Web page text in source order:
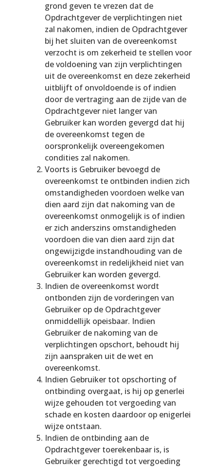
grond geven te vrezen dat de
Opdrachtgever de verplichtingen niet
zal nakomen, indien de Opdrachtgever
bij het sluiten van de overeenkomst
verzocht is om zekerheid te stellen voor
de voldoening van zijn verplichtingen
uit de overeenkomst en deze zekerheid
uitblijft of onvoldoende is of indien
door de vertraging aan de zijde van de
Opdrachtgever niet langer van
Gebruiker kan worden gevergd dat hij
de overeenkomst tegen de
oorspronkelijk overeengekomen
condities zal nakomen.
Voorts is Gebruiker bevoegd de
overeenkomst te ontbinden indien zich
omstandigheden voordoen welke van
dien aard zijn dat nakoming van de
overeenkomst onmogelijk is of indien
er zich anderszins omstandigheden
voordoen die van dien aard zijn dat
ongewijzigde instandhouding van de
overeenkomst in redelijkheid niet van
Gebruiker kan worden gevergd.
Indien de overeenkomst wordt
ontbonden zijn de vorderingen van
Gebruiker op de Opdrachtgever
onmiddellijk opeisbaar. Indien
Gebruiker de nakoming van de
verplichtingen opschort, behoudt hij
zijn aanspraken uit de wet en
overeenkomst.
Indien Gebruiker tot opschorting of
ontbinding overgaat, is hij op generlei
wijze gehouden tot vergoeding van
schade en kosten daardoor op enigerlei
wijze ontstaan.
Indien de ontbinding aan de
Opdrachtgever toerekenbaar is, is
Gebruiker gerechtigd tot vergoeding